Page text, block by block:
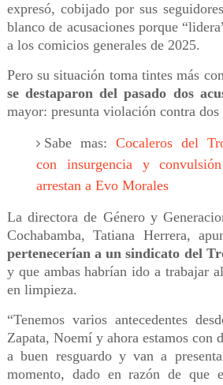
expresó, cobijado por sus
blanco de acusaciones porque
a los comicios generales de 2025.
Pero su situación toma tintes más
se destaparon del pasado dos
mayor: presunta violación contra dos
Sabe mas:Cocaleros del
con insurgencia y
arrestan a Evo Morales
La directora de Género y
Cochabamba, Tatiana Herrera,
pertenecerían a un sindicato del
y que ambas habrían ido a trabajar
en limpieza.
“Tenemos varios antecedentes
Zapata, Noemí y ahora estamos con
a buen resguardo y van a
momento, dado en razón de que